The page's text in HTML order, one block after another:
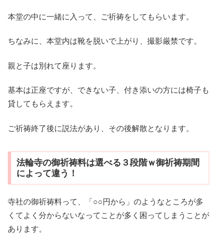
本堂の中に一緒に入って、ご祈祷をしてもらいます。
ちなみに、本堂内は靴を脱いで上がり、撮影厳禁です。
親と子は別れて座ります。
基本は正座ですが、できない子、付き添いの方には椅子も
貸してもらえます。
ご祈祷終了後に説法があり、その後解散となります。
法輪寺の御祈祷料は選べる３段階ｗ御祈祷期間
によって違う！
寺社の御祈祷料って、「○○円から」のようなところが多
くてよく分からないなってことが多く困ってしまうことが
あります。